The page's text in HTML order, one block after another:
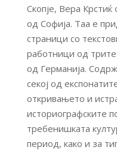
Скопје, Вера
од Софија. Таа е
страници со
работници од
од Германија.
секој од
откривањето и
историографските
требенишката
период, како и за